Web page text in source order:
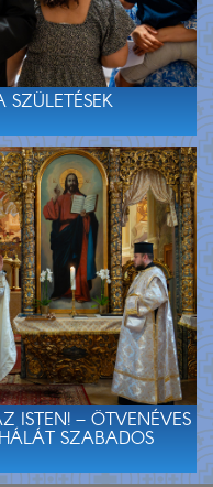
ISTEN! – ÖTVENÉVES
SZABADOS